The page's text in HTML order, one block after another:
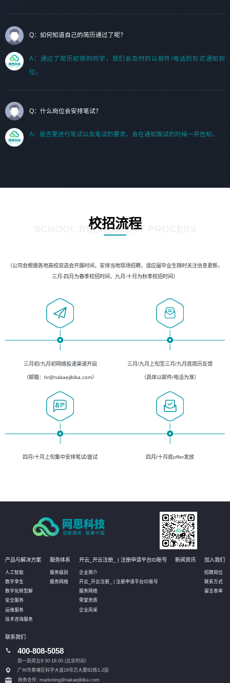
Q：如何知道自己的简历通过了呢？
A：通过了简历初筛的同学，我们会及时的以邮件/电话的形式通知到
位。
Q：什么岗位会安排笔试？
A：是否要进行笔试以及笔试的要求，会在通知面试的时候一并告知。
校招流程
SCHOOL RECRUIMENT PROCESS
（公司会根据各地高校双选会开展时间，安排当地现场招聘，请应届毕业生随时关注信息更新，
三月-四月为春季校招时间，九月-十月为秋季校招时间）
三月初/九月初网络投递渠道开启
（邮箱：hr@nakaejibika.com）
三月/九月上旬至三月/九月底简历反馈
（具体以邮件/电话为准）
四月/十月上旬集中安排笔试/面试 四月/十月底offer发放
产品与解决方案
人工智能
数字孪生
数字化转型解
安全服务
运维服务
技术咨询服务
服务体系
服务级别
服务网络
开云_开云注册_ | 注册申请平台ID账号
企业简介
开云_开云注册_ | 注册申请平台ID账号
服务网络
荣誉资质
企业风采
新闻资讯 加入我们
招聘岗位
联系方式
留言表单
联系我们
400-808-5058
周一到周五9:30-18:00 (北京时间）
广州市黄埔区科学大道18号芯大厦B2栋1-2层
商务合作: marketing@nakaejibika.com